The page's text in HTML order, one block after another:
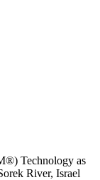
Technology as
River, Israel